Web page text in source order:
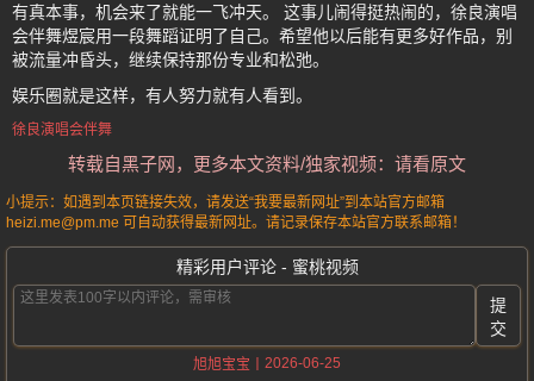
有真本事，机会来了就能一飞冲天。 这事儿闹得挺热闹的，徐良演唱
会伴舞煜宸用一段舞蹈证明了自己。希望他以后能有更多好作品，别
被流量冲昏头，继续保持那份专业和松弛。
娱乐圈就是这样，有人努力就有人看到。
徐良演唱会伴舞
转载自黑子网，更多本文资料/独家视频：请看原文
小提示：如遇到本页链接失效，请发送“我要最新网址”到本站官方邮箱
heizi.me@pm.me 可自动获得最新网址。请记录保存本站官方联系邮箱！
精彩用户评论 - 蜜桃视频
提
交
旭旭宝宝
2026-06-25